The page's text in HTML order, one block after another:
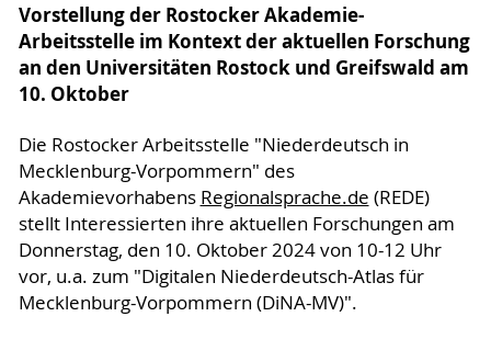
Vorstellung der Rostocker Akademie-
Arbeitsstelle im Kontext der aktuellen Forschung
an den Universitäten Rostock und Greifswald am
10. Oktober
Die Rostocker Arbeitsstelle "Niederdeutsch in
Mecklenburg-Vorpommern" des
Akademievorhabens Regionalsprache.de (REDE)
stellt Interessierten ihre aktuellen Forschungen am
Donnerstag, den 10. Oktober 2024 von 10-12 Uhr
vor, u.a. zum "Digitalen Niederdeutsch-Atlas für
Mecklenburg-Vorpommern (DiNA-MV)".